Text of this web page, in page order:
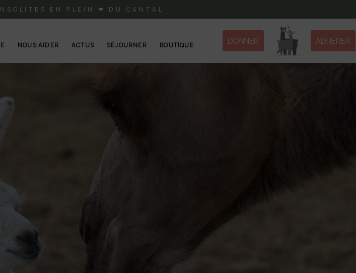
EN PLEIN ❤ DU CANTAL
DONNER ADHÉRER
NOUS AIDER ACTUS SÉJOURNER BOUTIQUE